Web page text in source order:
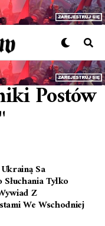
Postów
Sa
Tylko
Z
We Wschodniej